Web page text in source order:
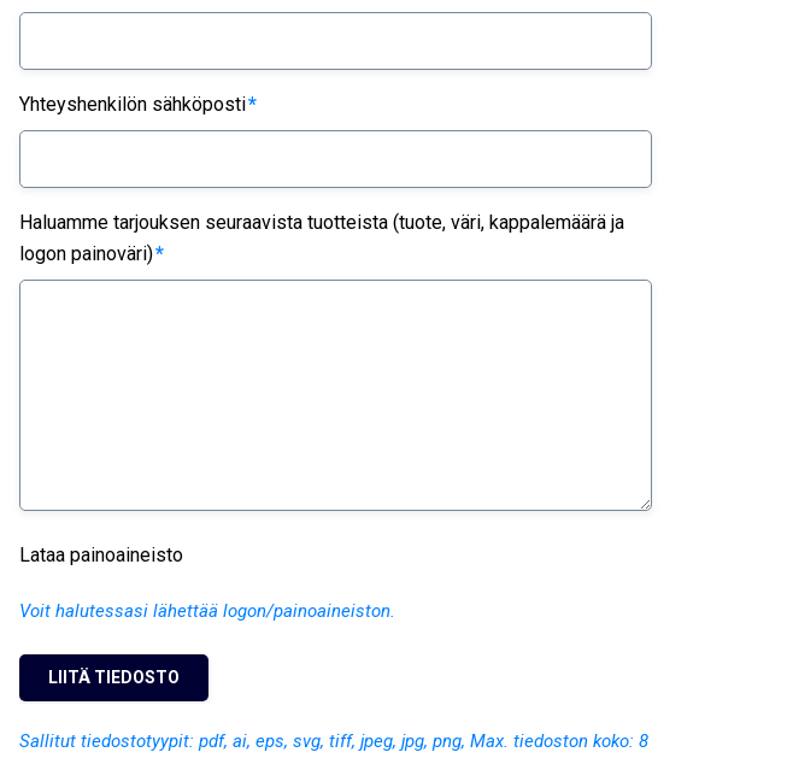
Yhteyshenkilön sähköposti*
Haluamme tarjouksen seuraavista tuotteista (tuote, väri, kappalemäärä ja
logon painoväri)*
Lataa painoaineisto
Voit halutessasi lähettää logon/painoaineiston.
Sallitut tiedostotyypit: pdf, ai, eps, svg, tiff, jpeg, jpg, png, Max. tiedoston koko: 8